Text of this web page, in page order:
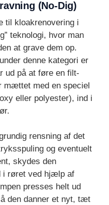
(No-Dig)
til kloakrenovering i
teknologi, hvor man
at grave dem op.
denne kategori er
ud på at føre en filt-
mættet med en speciel
eller polyester), ind i
rensning af det
og eventuelt
skydes den
i røret ved hjælp af
presses helt ud
den danner et nyt, tæt